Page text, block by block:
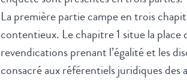
La première partie campe en trois
contentieux. Le chapitre 1 situe la
revendications prenant l’égalité et les
consacré aux référentiels juridiques